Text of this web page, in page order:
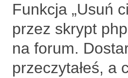
Funkcja „Usuń
przez skrypt
na forum.
przeczytałeś, a